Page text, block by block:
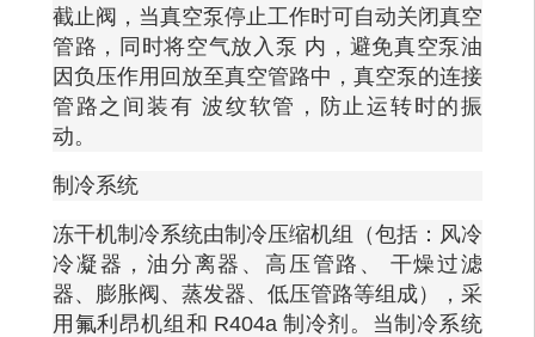
截止阀，当真空泵停止工作时可自动关闭真空
管路，同时将空气放入泵 内，避免真空泵油
因负压作用回放至真空管路中，真空泵的连接
管路之间装有 波纹软管，防止运转时的振
动。
制冷系统
冻干机制冷系统由制冷压缩机组（包括：风冷
冷凝器，油分离器、高压管路、
干燥过滤
器、膨胀阀、蒸发器、低压管路等组成），采
用氟利昂机组和 R404a 制冷剂。当制冷系统